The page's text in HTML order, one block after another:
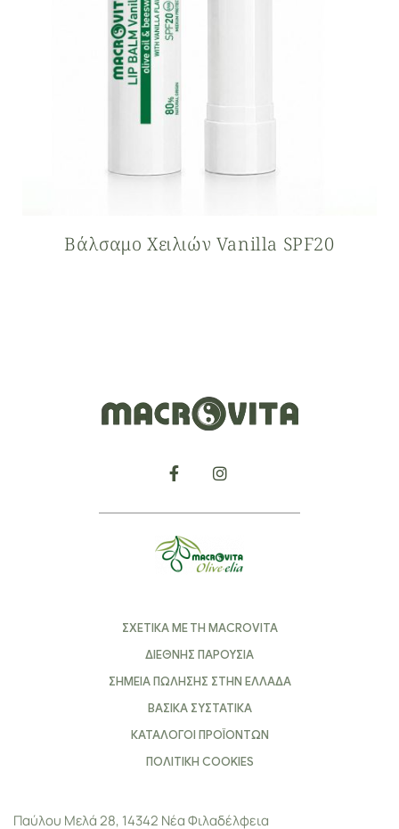
Βάλσαμο Xειλιών Vanilla SPF20
ΣΧΕΤΙΚΑ ΜΕ ΤΗ MACROVITA
ΔΙΕΘΝΗΣ ΠΑΡΟΥΣΙΑ
ΣΗΜΕΙΑ ΠΩΛΗΣΗΣ ΣΤΗΝ ΕΛΛΑΔΑ
ΒΑΣΙΚΑ ΣΥΣΤΑΤΙΚΑ
ΚΑΤΑΛΟΓΟΙ ΠΡΟΪΟΝΤΩΝ
ΠΟΛΙΤΙΚΗ COOKIES
Παύλου Μελά 28, 14342 Νέα Φιλαδέλφεια